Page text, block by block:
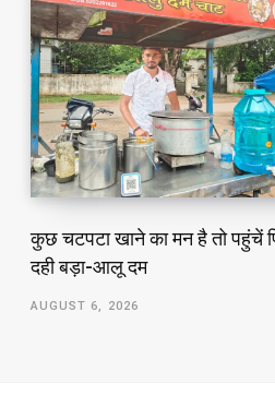
कुछ चटपटा खाने का मन है तो पहुंचें
दही बड़ा-आलू दम
AUGUST 6, 2026